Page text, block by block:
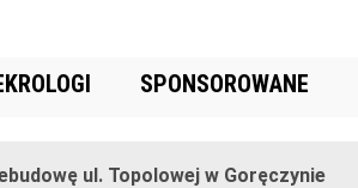
SPONSOROWANE
ul. Topolowej w Goręczynie